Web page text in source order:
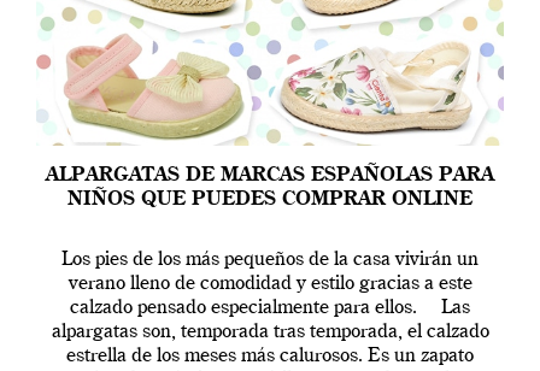
ALPARGATAS DE MARCAS ESPAÑOLAS PARA
NIÑOS QUE PUEDES COMPRAR ONLINE
Los pies de los más pequeños de la casa vivirán un
verano lleno de comodidad y estilo gracias a este
calzado pensado especialmente para ellos. Las
alpargatas son, temporada tras temporada, el calzado
estrella de los meses más calurosos. Es un zapato